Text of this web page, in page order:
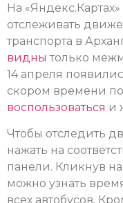
На
отслеживать
транспорта в
видны только
14 апреля
скором времени
воспользоваться и
Чтобы отследить
нажать на
панели. Кликнув
можно узнать
всех автобусов.